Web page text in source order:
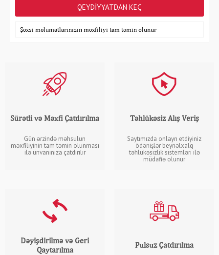
QEYDIYYATDAN KEÇ
Şəxsi məlumatlarınızın məxfiliyi tam təmin olunur
Sürətli və Məxfi Çatdırılma
Gün ərzində məhsulun
məxfiliyinin tam təmin olunması
ilə ünvanınıza çatdırılır
Təhlükəsiz Alış Veriş
Saytımızda onlayn etdiyiniz
ödənişlər beynəlxalq
təhlükəsizlik sistemləri ilə
müdafiə olunur
Dəyişdirilmə və Geri
Qaytarılma
Pulsuz Çatdırılma